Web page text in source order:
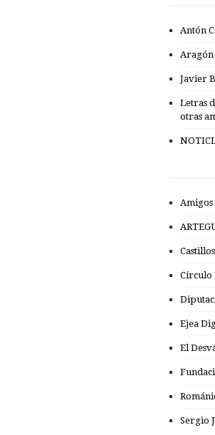
Antón
Javier
Letras
otras
Amigos
Círculo
Ejea
El
Sergio